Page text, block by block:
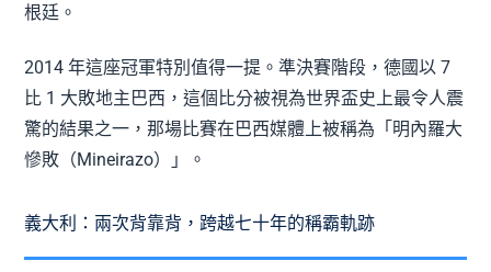
根廷。
2014 年這座冠軍特別值得一提。準決賽階段，德國以 7
比 1 大敗地主巴西，這個比分被視為世界盃史上最令人震
驚的結果之一，那場比賽在巴西媒體上被稱為「明內羅大
慘敗（Mineirazo）」。
義大利：兩次背靠背，跨越七十年的稱霸軌跡